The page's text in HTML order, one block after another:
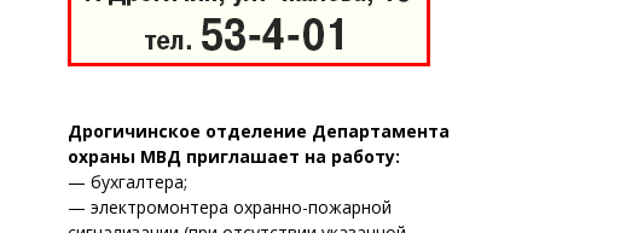
Дрогичинское отделение Департамента
охраны МВД приглашает на работу:
— бухгалтера;
— электромонтера охранно-пожарной